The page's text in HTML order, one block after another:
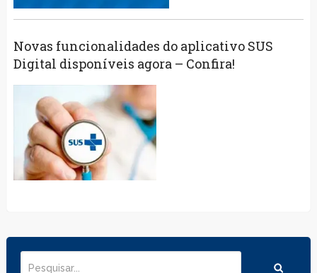
Novas funcionalidades do aplicativo SUS
Digital disponíveis agora – Confira!